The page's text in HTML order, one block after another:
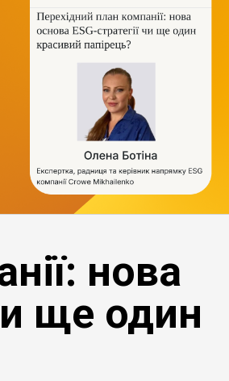
нова
ще один